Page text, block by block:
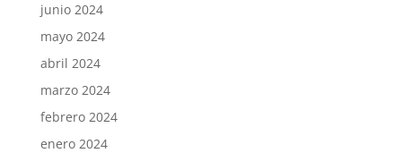
junio 2024
mayo 2024
abril 2024
marzo 2024
febrero 2024
enero 2024